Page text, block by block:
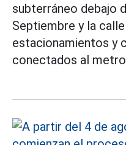
subterráneo debajo
Septiembre y la
estacionamientos y
conectados al